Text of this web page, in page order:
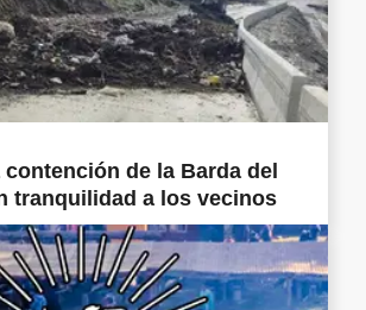
contención de la Barda del
tranquilidad a los vecinos